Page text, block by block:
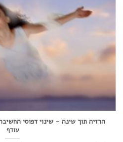
הרזיה תוך שינה – שינוי דפוסי
עודף